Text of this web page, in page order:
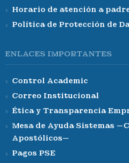
Horario de atención a
Política de Protección de
ENLACES IMPORTANTES
Control Academic
Correo Institucional
Ética y Transparencia
Mesa de Ayuda Sistemas
Apostólicos—
Pagos PSE